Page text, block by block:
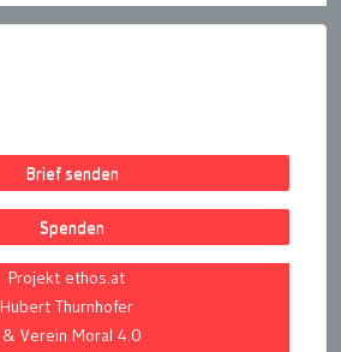
Brief senden
Spenden
Projekt ethos.at
Hubert Thurnhofer
& Verein Moral 4.0